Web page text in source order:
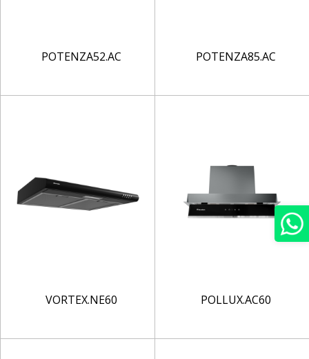
POTENZA52.AC POTENZA85.AC
VORTEX.NE60 POLLUX.AC60